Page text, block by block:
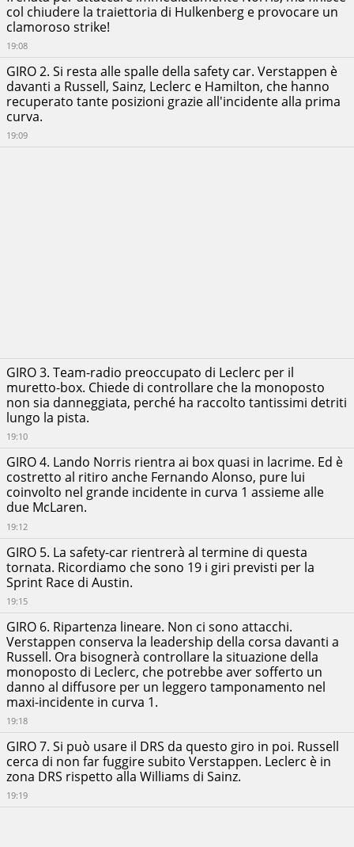
GIRO 7. Si può usare il DRS da questo giro in poi. Russell
cerca di non far fuggire subito Verstappen. Leclerc è in
zona DRS rispetto alla Williams di Sainz.
19:19
GIRO 6. Ripartenza lineare. Non ci sono attacchi.
Verstappen conserva la leadership della corsa davanti a
Russell. Ora bisognerà controllare la situazione della
monoposto di Leclerc, che potrebbe aver sofferto un
danno al diffusore per un leggero tamponamento nel
maxi-incidente in curva 1.
19:18
GIRO 5. La safety-car rientrerà al termine di questa
tornata. Ricordiamo che sono 19 i giri previsti per la
Sprint Race di Austin.
19:15
GIRO 4. Lando Norris rientra ai box quasi in lacrime. Ed è
costretto al ritiro anche Fernando Alonso, pure lui
coinvolto nel grande incidente in curva 1 assieme alle
due McLaren.
19:12
GIRO 3. Team-radio preoccupato di Leclerc per il
muretto-box. Chiede di controllare che la monoposto
non sia danneggiata, perché ha raccolto tantissimi detriti
lungo la pista.
19:10
GIRO 2. Si resta alle spalle della safety car. Verstappen è
davanti a Russell, Sainz, Leclerc e Hamilton, che hanno
recuperato tante posizioni grazie all'incidente alla prima
curva.
19:09
col chiudere la traiettoria di Hulkenberg e provocare un
clamoroso strike!
19:08